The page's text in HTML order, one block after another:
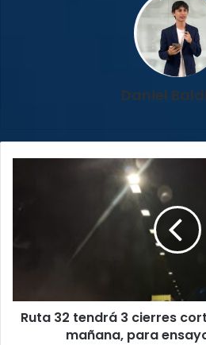
Daniel
en
Ruta 32 tendrá 3 cierres
mañana, para